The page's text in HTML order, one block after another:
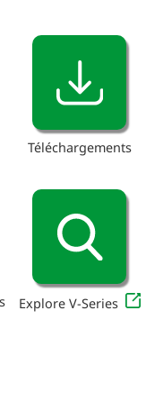
Téléchargements
Explore V-Series